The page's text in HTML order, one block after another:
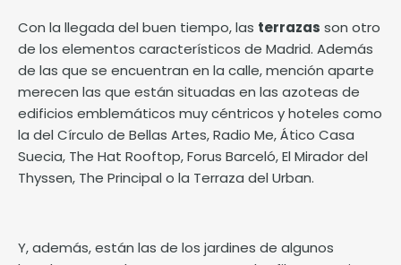
Con la llegada del buen tiempo, las terrazas son otro
de los elementos característicos de Madrid. Además
de las que se encuentran en la calle, mención aparte
merecen las que están situadas en las azoteas de
edificios emblemáticos muy céntricos y hoteles como
la del Círculo de Bellas Artes, Radio Me, Ático Casa
Suecia, The Hat Rooftop, Forus Barceló, El Mirador del
Thyssen, The Principal o la Terraza del Urban.
Y, además, están las de los jardines de algunos